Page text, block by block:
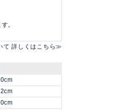
。
て 詳しくはこちら≫